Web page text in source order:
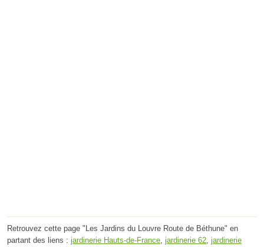
Retrouvez cette page "Les Jardins du Louvre Route de Béthune" en
partant des liens : jardinerie Hauts-de-France jardinerie 62 jardinerie